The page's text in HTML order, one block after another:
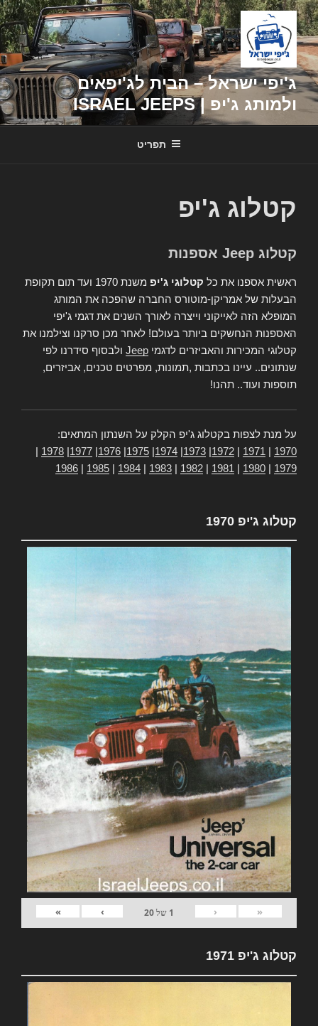
דילוג
לתוכן
ג'יפי ישראל – הבית לג'יפאים
ולמותג ג'יפ | ISRAEL JEEPS
תפריט
קטלוג ג'יפ
קטלוג Jeep אספנות
ראשית אספנו את כל קטלוגי ג'יפ
משנת 1970 ועד תום תקופת
הבעלות של אמריקן-מוטורס החברה שהפכה את המותג
המופלא הזה לאייקוני וייצרה לאורך השנים את דגמי ג'יפי
האספנות הנחשקים ביותר בעולם! לאחר מכן סרקנו וצילמנו את
קטלוגי המכירות והאביזרים לדגמי Jeep ולבסוף סידרנו לפי
שנתונים.. עיינו בכתבות ,תמונות, מפרטים טכנים, אביזרים,
תוספות ועוד.. תהנו!
על מנת לצפות בקטלוג ג'יפ הקלק על השנתון המתאים:
1970
1971
1972
1973
1974
1975
1976
1977
1978
1979
1980
1981
1982
1983
1984
1985
1986
קטלוג ג'יפ 1970
«
‹
1 של20
›
»
קטלוג ג'יפ 1971